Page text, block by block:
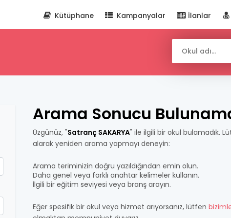
Kütüphane Kampanyalar İlanlar
Arama Sonucu
Üzgünüz, "Satranç SAKARYA" ile ilgili bir okul bulamadık.
alarak yeniden arama yapmayı deneyin:
Arama teriminizin doğru yazıldığından emin olun.
Daha genel veya farklı anahtar kelimeler kullanın.
İlgili bir eğitim seviyesi veya branş arayın.
Eğer spesifik bir okul veya hizmet arıyorsanız, lütfen